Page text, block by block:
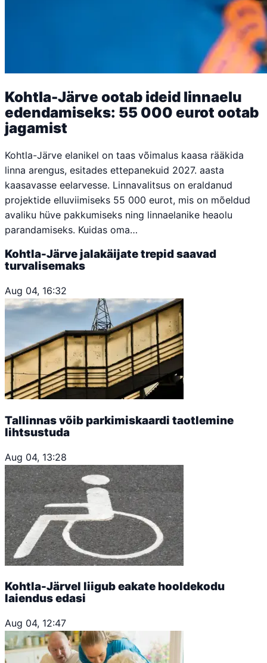
Kohtla-Järve ootab ideid linnaelu
edendamiseks: 55 000 eurot ootab
jagamist
Kohtla-Järve elanikel on taas võimalus kaasa rääkida
linna arengus, esitades ettepanekuid 2027. aasta
kaasavasse eelarvesse. Linnavalitsus on eraldanud
projektide elluviimiseks 55 000 eurot, mis on mõeldud
avaliku hüve pakkumiseks ning linnaelanike heaolu
parandamiseks. Kuidas oma…
Kohtla-Järve jalakäijate trepid saavad
turvalisemaks
Aug 04, 16:32
Tallinnas võib parkimiskaardi taotlemine
lihtsustuda
Aug 04, 13:28
Kohtla-Järvel liigub eakate hooldekodu
laiendus edasi
Aug 04, 12:47